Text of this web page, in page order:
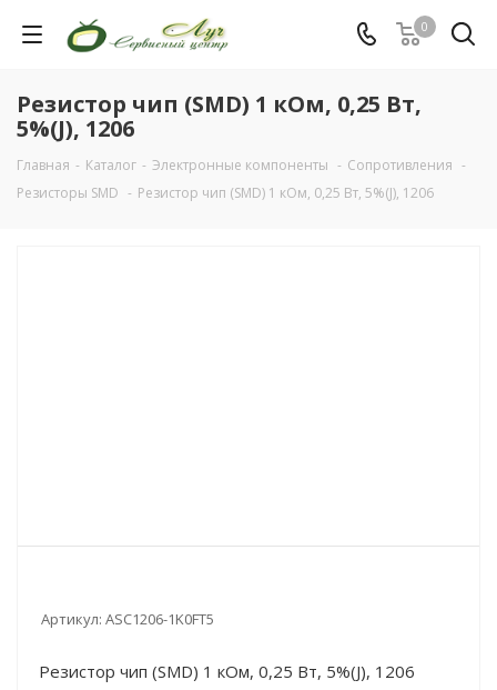
0
Резистор чип (SMD) 1 кОм, 0,25 Вт,
5%(J), 1206
Главная - Каталог - Электронные компоненты - Сопротивления -
Резисторы SMD - Резистор чип (SMD) 1 кОм, 0,25 Вт, 5%(J), 1206
Артикул: ASC1206-1K0FT5
Резистор чип (SMD) 1 кОм, 0,25 Вт, 5%(J), 1206